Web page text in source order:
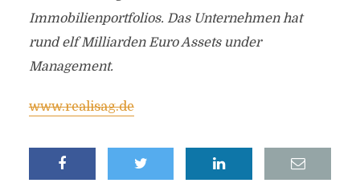
Immobilienportfolios. Das Unternehmen hat
rund elf Milliarden Euro Assets under
Management.
www.realisag.de